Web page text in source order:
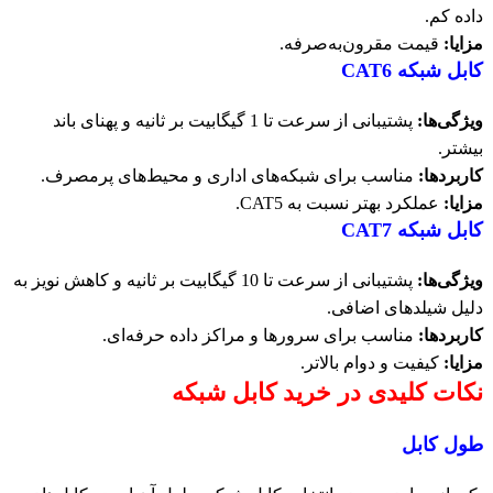
داده کم.
مزایا: قیمت مقرون‌به‌صرفه.
کابل شبکه CAT6
ویژگی‌ها:
پشتیبانی از سرعت تا 1 گیگابیت بر ثانیه و پهنای باند
بیشتر.
کاربردها: مناسب برای شبکه‌های اداری و محیط‌های پرمصرف.
مزایا: عملکرد بهتر نسبت به CAT5.
کابل شبکه CAT7
ویژگی‌ها:
پشتیبانی از سرعت تا 10 گیگابیت بر ثانیه و کاهش نویز به
دلیل شیلدهای اضافی.
کاربردها: مناسب برای سرورها و مراکز داده حرفه‌ای.
مزایا: کیفیت و دوام بالاتر.
نکات کلیدی در خرید کابل شبکه
طول کابل